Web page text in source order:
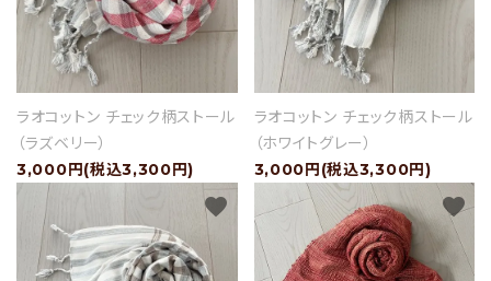
ラオコットン チェック柄ストール
（ラズベリー）
3,000円(税込3,300円)
ラオコットン チェック柄ストール
（ホワイトグレー）
3,000円(税込3,300円)
favorite favorite